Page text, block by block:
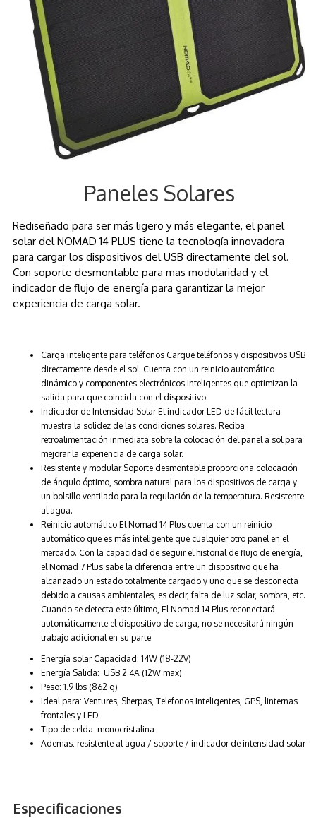
Paneles Solares
Rediseñado para ser más ligero y más elegante, el panel
solar del NOMAD 14 PLUS tiene la tecnología innovadora
para cargar los dispositivos del USB directamente del sol.
Con soporte desmontable para mas modularidad y el
indicador de flujo de energía para garantizar la mejor
experiencia de carga solar.
Carga inteligente para teléfonos Cargue teléfonos y dispositivos USB
directamente desde el sol. Cuenta con un reinicio automático
dinámico y componentes electrónicos inteligentes que optimizan la
salida para que coincida con el dispositivo.
Indicador de Intensidad Solar El indicador LED de fácil lectura
muestra la solidez de las condiciones solares. Reciba
retroalimentación inmediata sobre la colocación del panel a sol para
mejorar la experiencia de carga solar.
Resistente y modular Soporte desmontable proporciona colocación
de ángulo óptimo, sombra natural para los dispositivos de carga y
un bolsillo ventilado para la regulación de la temperatura. Resistente
al agua.
Reinicio automático El Nomad 14 Plus cuenta con un reinicio
automático que es más inteligente que cualquier otro panel en el
mercado. Con la capacidad de seguir el historial de flujo de energía,
el Nomad 7 Plus sabe la diferencia entre un dispositivo que ha
alcanzado un estado totalmente cargado y uno que se desconecta
debido a causas ambientales, es decir, falta de luz solar, sombra, etc.
Cuando se detecta este último, El Nomad 14 Plus reconectará
automáticamente el dispositivo de carga, no se necesitará ningún
trabajo adicional en su parte.
Energía solar Capacidad: 14W (18-22V)
Energía Salida: USB 2.4A (12W max)
Peso: 1.9 lbs (862 g)
Ideal para: Ventures, Sherpas, Telefonos Inteligentes, GPS, linternas
frontales y LED
Tipo de celda: monocristalina
Ademas: resistente al agua / soporte / indicador de intensidad solar
Especificaciones